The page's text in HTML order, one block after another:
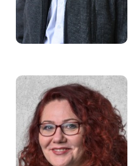
Ewa Mazurek